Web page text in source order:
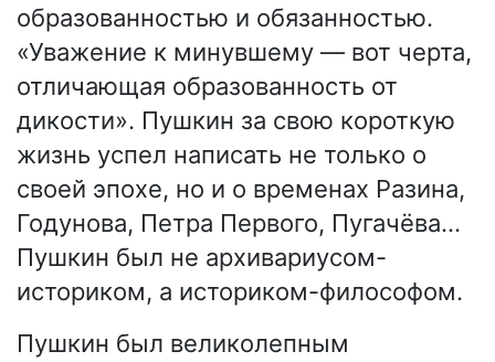
образованностью и обязанностью.
«Уважение к минувшему — вот черта,
отличающая образованность от
дикости». Пушкин за свою короткую
жизнь успел написать не только о
своей эпохе, но и о временах Разина,
Годунова, Петра Первого, Пугачёва…
Пушкин был не архивариусом-
историком, а историком-философом.
Пушкин был великолепным